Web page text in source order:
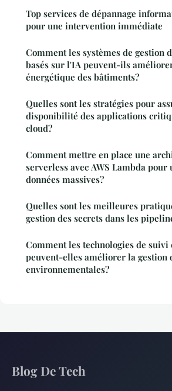
Top services de dépannage
pour une intervention immédiate
Comment les systèmes de gestion
basés sur l'IA peuvent-ils
énergétique des bâtiments?
Quelles sont les stratégies pour
disponibilité des applications
cloud?
Comment mettre en place une
serverless avec AWS Lambda pour
données massives?
Quelles sont les meilleures
gestion des secrets dans les
Comment les technologies de suivi
peuvent-elles améliorer la gestion
environnementales?
Blog De Tech